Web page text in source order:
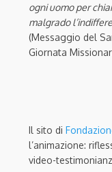
ogni uomo per
malgrado
(Messaggio del
Giornata
Il sito di
l’animazione:
video-